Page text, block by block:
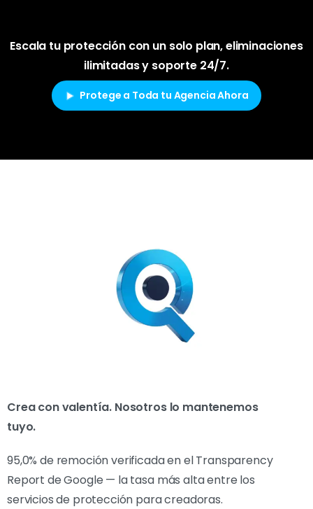
Escala tu protección con un solo plan, eliminaciones
ilimitadas y soporte 24/7.
Protege a Toda tu Agencia Ahora
Crea con valentía. Nosotros lo mantenemos
tuyo.
95,0% de remoción verificada en el Transparency
Report de Google — la tasa más alta entre los
servicios de protección para creadoras.